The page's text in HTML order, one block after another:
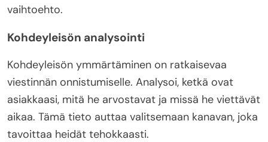
vaihtoehto.
Kohdeyleisön analysointi
Kohdeyleisön ymmärtäminen on ratkaisevaa
viestinnän onnistumiselle. Analysoi, ketkä ovat
asiakkaasi, mitä he arvostavat ja missä he viettävät
aikaa. Tämä tieto auttaa valitsemaan kanavan, joka
tavoittaa heidät tehokkaasti.